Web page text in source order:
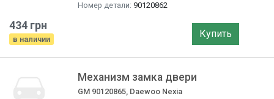
Номер детали: 90120862
434 грн
в наличии Купить
Механизм замка двери
GM 90120865, Daewoo Nexia